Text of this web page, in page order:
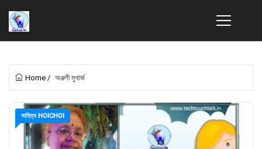
Home / অঞ্জলী মুখার্জ
সাহিত্য HOICHOI